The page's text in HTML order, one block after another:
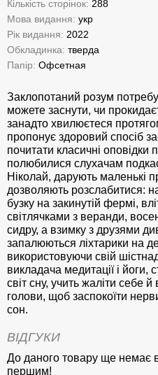
Кількість сторінок: 288
Мова видання: укр
Рік видання: 2022
Обкладинка: тверда
Папір: Офсетная
Заклопотаний розум
можете заснути, чи
занадто хвилюєтеся
пропонує здоровий спосіб
почитати класичні оповідки
полюбилися слухачам
Ніколай, дарують маленькі
дозволяють розслабитися:
бузку на закинутій фермі,
світлячками з веранди,
сидру, а взимку з друзями
запалюються ліхтарики на
використовуючи свій
викладача медитації і йоги,
світ сну, учить жаліти себе
голови, щоб заспокоїти
сон.
ВІДГУКИ
До даного товару ще немає
першим!